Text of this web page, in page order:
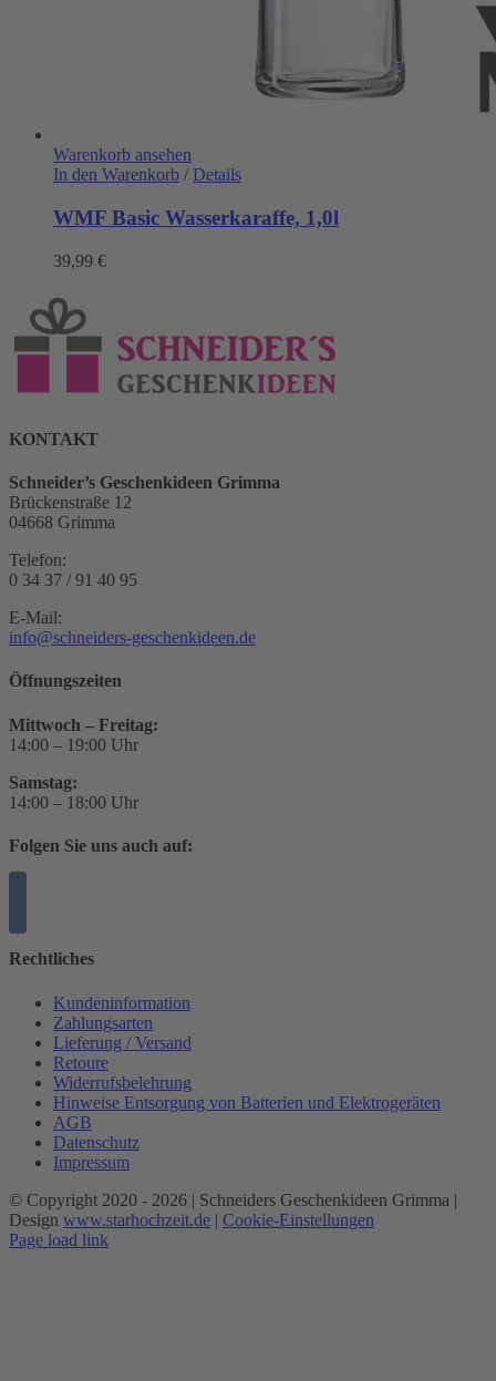
Warenkorb ansehen
In den Warenkorb / Details
WMF Basic Wasserkaraffe, 1,0l
39,99 €
KONTAKT
Schneider’s Geschenkideen Grimma
Brückenstraße 12
04668 Grimma
Telefon:
0 34 37 / 91 40 95
E-Mail:
info@schneiders-geschenkideen.de
Öffnungszeiten
Mittwoch – Freitag:
14:00 – 19:00 Uhr
Samstag:
14:00 – 18:00 Uhr
Folgen Sie uns auch auf:
Rechtliches
Kundeninformation
Zahlungsarten
Lieferung / Versand
Retoure
Widerrufsbelehrung
Hinweise Entsorgung von Batterien und Elektrogeräten
AGB
Datenschutz
Impressum
© Copyright 2020 - 2026 | Schneiders Geschenkideen Grimma |
Design www.starhochzeit.de | Cookie-Einstellungen
Page load link